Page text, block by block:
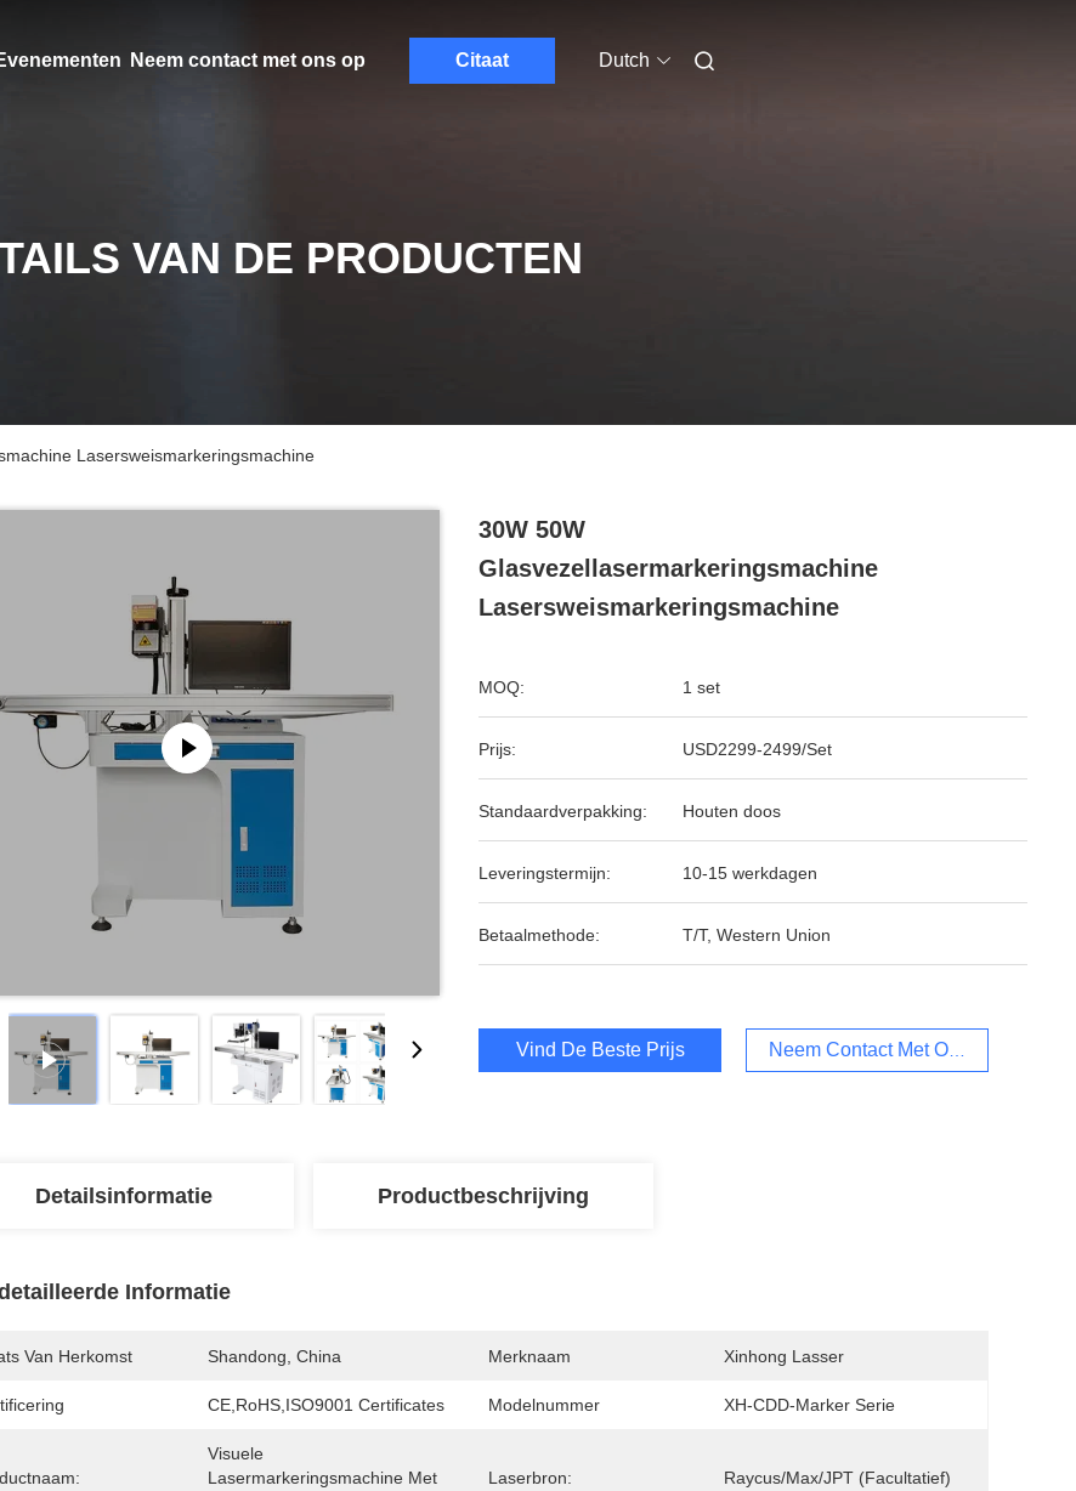
Neem contact met ons op Citaat Dutch
VAN DE PRODUCTEN
Lasersweismarkeringsmachine
30W 50W
Glasvezellasermarkeringsmachine
Lasersweismarkeringsmachine
MOQ: 1 set
Prijs: USD2299-2499/Set
Standaardverpakking: Houten doos
Leveringstermijn: 10-15 werkdagen
Betaalmethode: T/T, Western Union
Vind De Beste Prijs Neem Contact Met Ons Op
Detailsinformatie Productbeschrijving
Informatie
Van Herkomst Shandong, China Merknaam Xinhong Lasser
CE,RoHS,ISO9001 Certificates Modelnummer XH-CDD-Marker Serie
Visuele
Lasermarkeringsmachine Met
Laserbron: Raycus/Max/JPT (facultatief)